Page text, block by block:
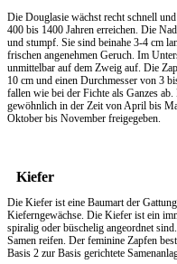
Die Douglasie wächst recht schnell
400 bis 1400 Jahren erreichen. Die
und stumpf. Sie sind beinahe 3-4 cm
frischen angenehmen Geruch. Im
unmittelbar auf dem Zweig auf. Die
10 cm und einen Durchmesser von 3
fallen wie bei der Fichte als Ganzes
gewöhnlich in der Zeit von April bis
Oktober bis November freigegeben.
Kiefer
Die Kiefer ist eine Baumart der
Kieferngewächse. Die Kiefer ist ein
spiralig oder büschelig angeordnet
Samen reifen. Der feminine Zapfen
Basis 2 zur Basis gerichtete